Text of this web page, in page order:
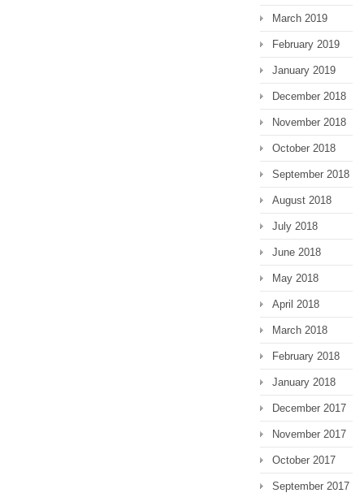
March 2019
February 2019
January 2019
December 2018
November 2018
October 2018
September 2018
August 2018
July 2018
June 2018
May 2018
April 2018
March 2018
February 2018
January 2018
December 2017
November 2017
October 2017
September 2017